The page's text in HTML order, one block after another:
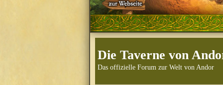
Die Taverne von
Das offizielle Forum zur Welt von Andor